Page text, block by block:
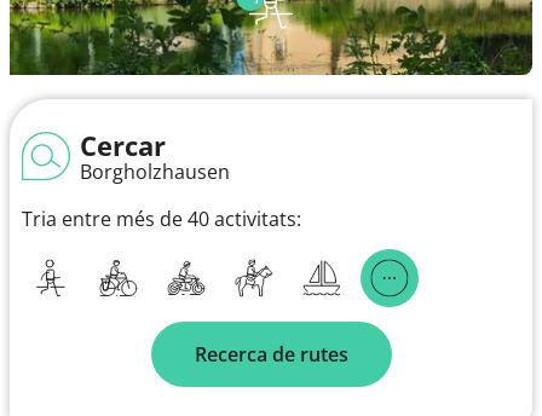
Cercar
Borgholzhausen
Tria entre més de 40 activitats:
Recerca de rutes